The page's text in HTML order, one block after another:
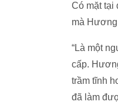
Có mặt tại
mà
“Là một
cấp.
trầm tĩnh
đã làm